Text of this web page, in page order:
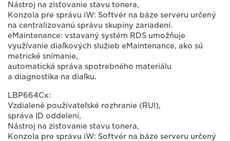
Nástroj na zisťovanie stavu tonera,
Konzola pre správu iW: Softvér na báze serveru určený
na centralizovanú správu skupiny zariadení.
eMaintenance: vstavaný systém RDS umožňuje
využívanie diaľkových služieb eMaintenance, ako sú
metrické snímanie,
automatická správa spotrebného materiálu
a diagnostika na diaľku.
LBP664Cx:
Vzdialené používateľské rozhranie (RUI),
správa ID oddelení,
Nástroj na zisťovanie stavu tonera,
Konzola pre správu iW: Softvér na báze serveru určený